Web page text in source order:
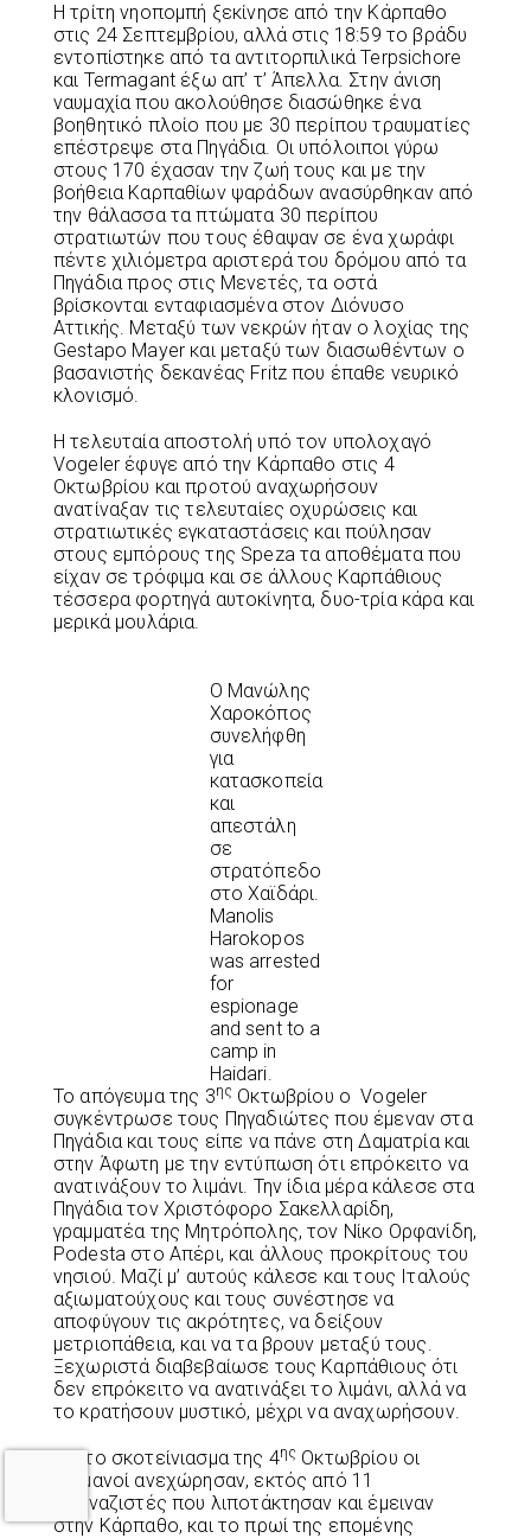
Η τρίτη νηοπομπή ξεκίνησε από την Κάρπαθο
στις 24 Σεπτεμβρίου, αλλά στις 18:59 το βράδυ
εντοπίστηκε από τα αντιτορπιλικά Terpsichore
και Termagant έξω απ’ τ’ Άπελλα. Στην άνιση
ναυμαχία που ακολούθησε διασώθηκε ένα
βοηθητικό πλοίο που με 30 περίπου τραυματίες
επέστρεψε στα Πηγάδια. Οι υπόλοιποι γύρω
στους 170 έχασαν την ζωή τους και με την
βοήθεια Καρπαθίων ψαράδων ανασύρθηκαν από
την θάλασσα τα πτώματα 30 περίπου
στρατιωτών που τους έθαψαν σε ένα χωράφι
πέντε χιλιόμετρα αριστερά του δρόμου από τα
Πηγάδια προς στις Μενετές, τα οστά
βρίσκονται ενταφιασμένα στον Διόνυσο
Αττικής. Μεταξύ των νεκρών ήταν ο λοχίας της
Gestapo Mayer και μεταξύ των διασωθέντων ο
βασανιστής δεκανέας Fritz που έπαθε νευρικό
κλονισμό.
Η τελευταία αποστολή υπό τον υπολοχαγό
Vogeler έφυγε από την Κάρπαθο στις 4
Οκτωβρίου και προτού αναχωρήσουν
ανατίναξαν τις τελευταίες οχυρώσεις και
στρατιωτικές εγκαταστάσεις και πούλησαν
στους εμπόρους της Speza τα αποθέματα που
είχαν σε τρόφιμα και σε άλλους Καρπάθιους
τέσσερα φορτηγά αυτοκίνητα, δυο-τρία κάρα και
μερικά μουλάρια.
Ο Μανώλης
Χαροκόπος
συνελήφθη
για
κατασκοπεία
και
απεστάλη
σε
στρατόπεδο
στο Χαϊδάρι.
Manolis
Harokopos
was arrested
for
espionage
and sent to a
camp in
Haidari.
Το απόγευμα της 3ης Οκτωβρίου ο Vogeler
συγκέντρωσε τους Πηγαδιώτες που έμεναν στα
Πηγάδια και τους είπε να πάνε στη Δαματρία και
στην Άφωτη με την εντύπωση ότι επρόκειτο να
ανατινάξουν το λιμάνι. Την ίδια μέρα κάλεσε στα
Πηγάδια τον Χριστόφορο Σακελλαρίδη,
γραμματέα της Μητρόπολης, τον Νίκο Ορφανίδη,
Podesta στο Απέρι, και άλλους προκρίτους του
νησιού. Μαζί μ’ αυτούς κάλεσε και τους Ιταλούς
αξιωματούχους και τους συνέστησε να
αποφύγουν τις ακρότητες, να δείξουν
μετριοπάθεια, και να τα βρουν μεταξύ τους.
Ξεχωριστά διαβεβαίωσε τους Καρπάθιους ότι
δεν επρόκειτο να ανατινάξει το λιμάνι, αλλά να
το κρατήσουν μυστικό, μέχρι να αναχωρήσουν.
Με το σκοτείνιασμα της 4ης Οκτωβρίου οι
Γερμανοί ανεχώρησαν, εκτός από 11
αντιναζιστές που λιποτάκτησαν και έμειναν
στην Κάρπαθο, και το πρωί της επομένης